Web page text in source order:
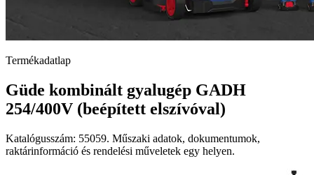
Termékadatlap
Güde kombinált gyalugép GADH
254/400V (beépített elszívóval)
Katalógusszám: 55059. Műszaki adatok, dokumentumok,
raktárinformáció és rendelési műveletek egy helyen.